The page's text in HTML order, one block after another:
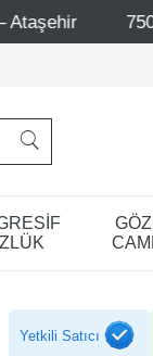
Üzeri
Yetkili Satıcı